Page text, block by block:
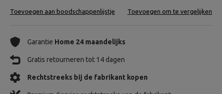
Toevoegen aan boodschappenlijstje Toevoegen om te vergelijken
Garantie Home 24 maandelijks
Gratis retourneren tot 14 dagen
Rechtstreeks bij de fabrikant kopen